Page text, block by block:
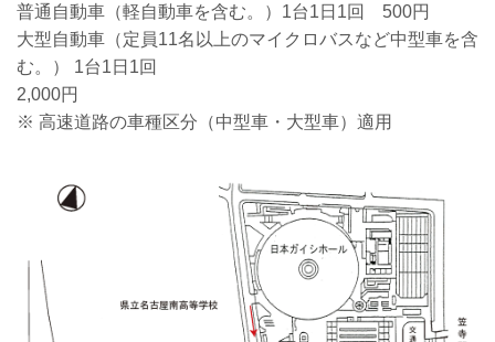
普通自動車（軽自動車を含む。）1台1日1回 500円
大型自動車（定員11名以上のマイクロバスなど中型車を含
む。） 1台1日1回
2,000円
※ 高速道路の車種区分（中型車・大型車）適用